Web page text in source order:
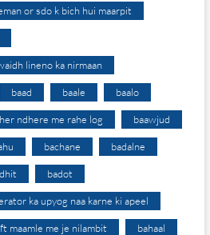
or sdo k bich hui maarpit
lineno ka nirmaan
baad baale baalo
ndhere me rahe log baawjud
bachane badalne
badot
ka upyog naa karne ki apeel
maamle me je nilambit bahaal